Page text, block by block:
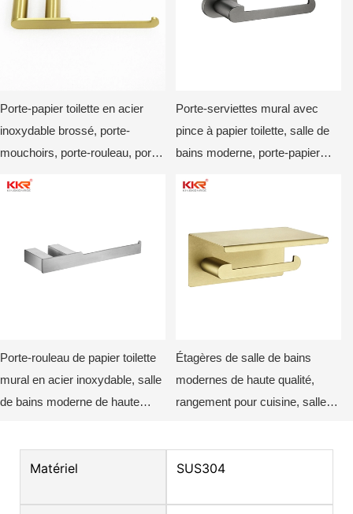
Porte-papier toilette en acier
inoxydable brossé, porte-
mouchoirs, porte-rouleau, porte-
Porte-serviettes mural avec
pince à papier toilette, salle de
bains moderne, porte-papier
Porte-rouleau de papier toilette
mural en acier inoxydable, salle
de bains moderne de haute
Étagères de salle de bains
modernes de haute qualité,
rangement pour cuisine, salle
inoxydable
Matériel SUS304